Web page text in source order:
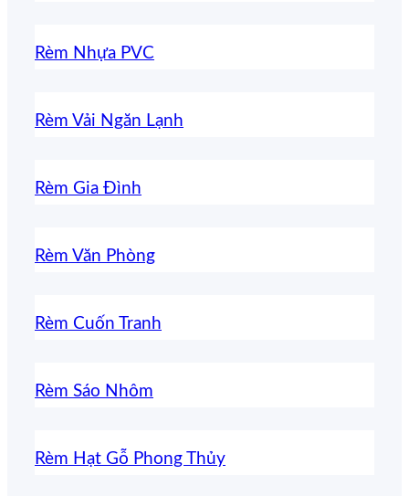
Rèm Nhựa PVC
Rèm Vải Ngăn Lạnh
Rèm Gia Đình
Rèm Văn Phòng
Rèm Cuốn Tranh
Rèm Sáo Nhôm
Rèm Hạt Gỗ Phong Thủy